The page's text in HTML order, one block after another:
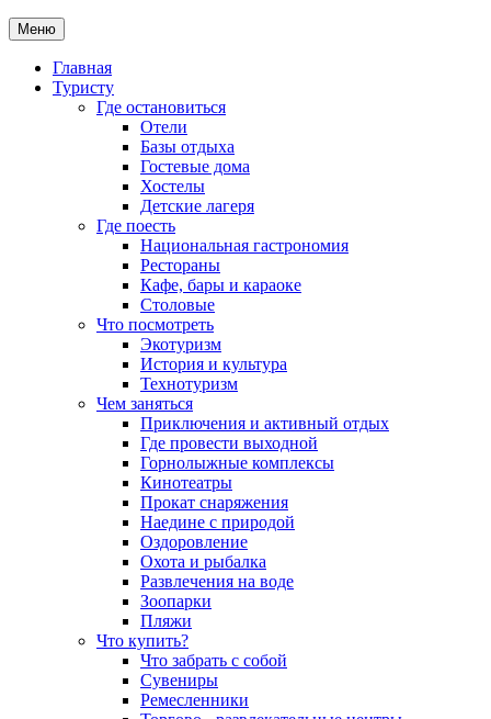
Меню
Главная
Туристу
Где остановиться
Отели
Базы отдыха
Гостевые дома
Хостелы
Детские лагеря
Где поесть
Национальная гастрономия
Рестораны
Кафе, бары и караоке
Столовые
Что посмотреть
Экотуризм
История и культура
Технотуризм
Чем заняться
Приключения и активный отдых
Где провести выходной
Горнолыжные комплексы
Кинотеатры
Прокат снаряжения
Наедине с природой
Оздоровление
Охота и рыбалка
Развлечения на воде
Зоопарки
Пляжи
Что купить?
Что забрать с собой
Сувениры
Ремесленники